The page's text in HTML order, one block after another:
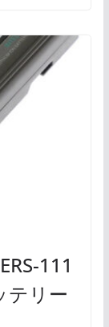
111
テリー